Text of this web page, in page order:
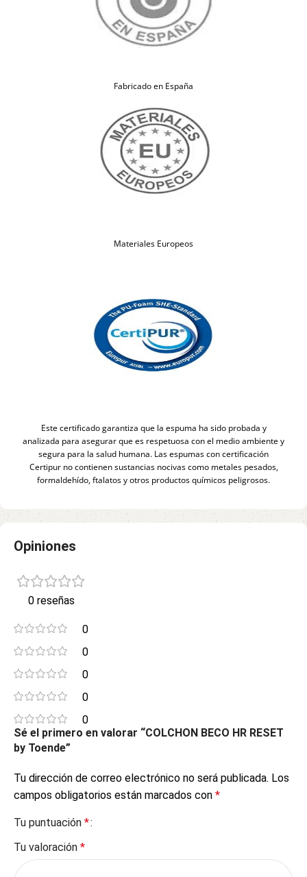
Fabricado en España
Materiales Europeos
Este certificado garantiza que la espuma ha sido probada y
analizada para asegurar que es respetuosa con el medio ambiente y
segura para la salud humana. Las espumas con certificación
Certipur no contienen sustancias nocivas como metales pesados,
formaldehído, ftalatos y otros productos químicos peligrosos.
Opiniones
0 reseñas
0
0
0
0
0
Sé el primero en valorar “COLCHON BECO HR RESET
by Toende”
Tu dirección de correo electrónico no será publicada. Los
campos obligatorios están marcados con *
Tu puntuación *
Tu valoración *